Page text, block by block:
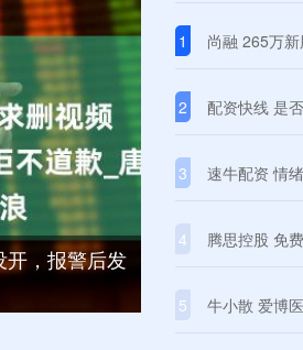
开，报警后发
1 尚融 265万
2 配资快线 是
3 速牛配资 情
4 腾思控股 免
5 牛小散 爱博